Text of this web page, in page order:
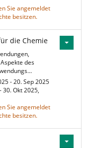
Sie angemeldet
besitzen.
die Chemie
des
- 20. Sep 2025
30. Okt 2025,
Sie angemeldet
besitzen.